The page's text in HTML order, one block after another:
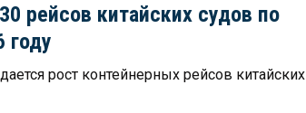
рейсов китайских судов по
году
рост контейнерных рейсов китайских